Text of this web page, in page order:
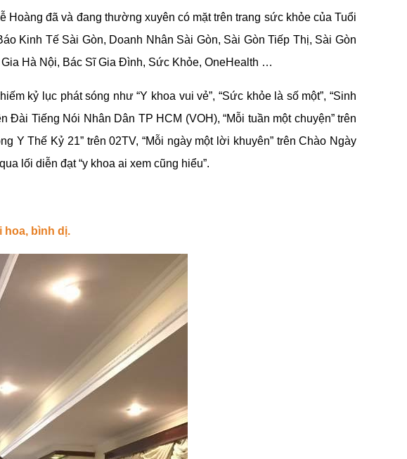
đã và đang thường xuyên có mặt trên trang sức khỏe của Tuổi
Kinh Tế Sài Gòn, Doanh Nhân Sài Gòn, Sài Gòn Tiếp Thị, Sài Gòn
Hà Nội, Bác Sĩ Gia Đình, Sức Khỏe, OneHealth …
kỷ lục phát sóng như “Y khoa vui vẻ”, “Sức khỏe là số một”, “Sinh
Đài Tiếng Nói Nhân Dân TP HCM (VOH), “Mỗi tuần một chuyện” trên
Y Thế Kỷ 21” trên 02TV, “Mỗi ngày một lời khuyên” trên Chào Ngày
lối diễn đạt “y khoa ai xem cũng hiểu”.
hoa, bình dị.